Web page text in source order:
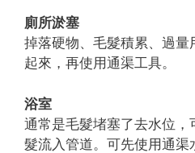
廁所淤塞
掉落硬物、毛髮積累、過
起來，再使用通渠工具。
浴室
通常是毛髮堵塞了去水位
髮流入管道。可先使用通渠